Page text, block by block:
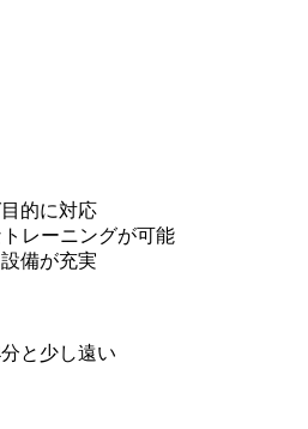
的に対応
レーニングが可能
備が充実
と少し遠い